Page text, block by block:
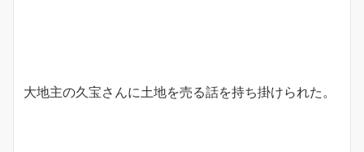
大地主の久宝さんに土地を売る話を持ち掛けられた。